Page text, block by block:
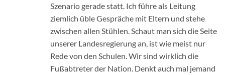
Szenario gerade statt. Ich führe als Leitung
ziemlich üble Gespräche mit Eltern und stehe
zwischen allen Stühlen. Schaut man sich die Seite
unserer Landesregierung an, ist wie meist nur
Rede von den Schulen. Wir sind wirklich die
Fußabtreter der Nation. Denkt auch mal jemand